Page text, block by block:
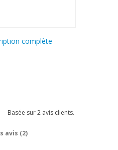
complète
Basée sur2 avis clients.
avis (2)